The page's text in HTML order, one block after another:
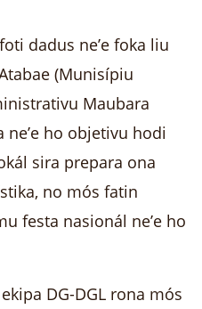
dadus ne’e foka liu
(Munisípiu
Maubara
ho objetivu hodi
sira prepara ona
no mós fatin
festa nasionál ne’e ho
DG-DGL rona mós